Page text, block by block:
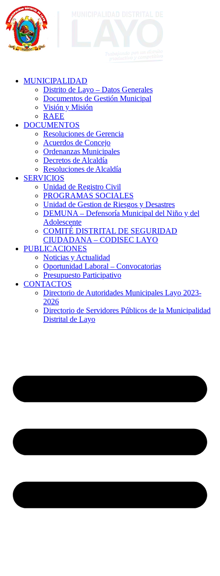
MUNICIPALIDAD
Distrito de Layo – Datos Generales
Documentos de Gestión Municipal
Visión y Misión
RAEE
DOCUMENTOS
Resoluciones de Gerencia
Acuerdos de Concejo
Ordenanzas Municipales
Decretos de Alcaldía
Resoluciones de Alcaldía
SERVICIOS
Unidad de Registro Civil
PROGRAMAS SOCIALES
Unidad de Gestion de Riesgos y Desastres
DEMUNA – Defensoría Municipal del Niño y del
Adolescente
COMITÉ DISTRITAL DE SEGURIDAD
CIUDADANA – CODISEC LAYO
PUBLICACIONES
Noticias y Actualidad
Oportunidad Laboral – Convocatorias
Presupuesto Participativo
CONTACTOS
Directorio de Autoridades Municipales Layo 2023-
2026
Directorio de Servidores Públicos de la Municipalidad
Distrital de Layo